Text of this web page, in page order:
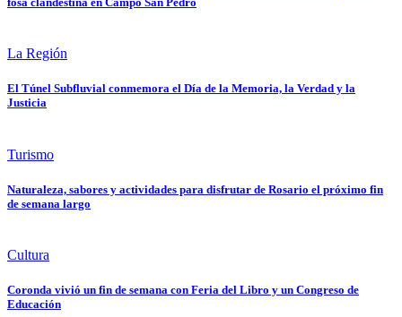
La Región
El Túnel Subfluvial conmemora el Día de la Memoria, la Verdad y la
Justicia
Turismo
Naturaleza, sabores y actividades para disfrutar de Rosario el próximo fin
de semana largo
Cultura
Coronda vivió un fin de semana con Feria del Libro y un Congreso de
Educación